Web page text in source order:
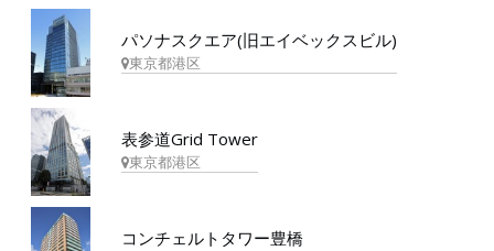
パソナスクエア(旧エイベックスビル)
東京都港区
表参道Grid Tower
東京都港区
コンチェルトタワー豊橋